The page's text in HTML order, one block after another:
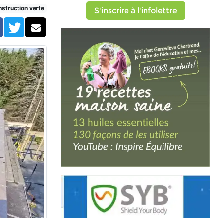
verte
TwitterCourriel
S'inscrire à l'infolettre